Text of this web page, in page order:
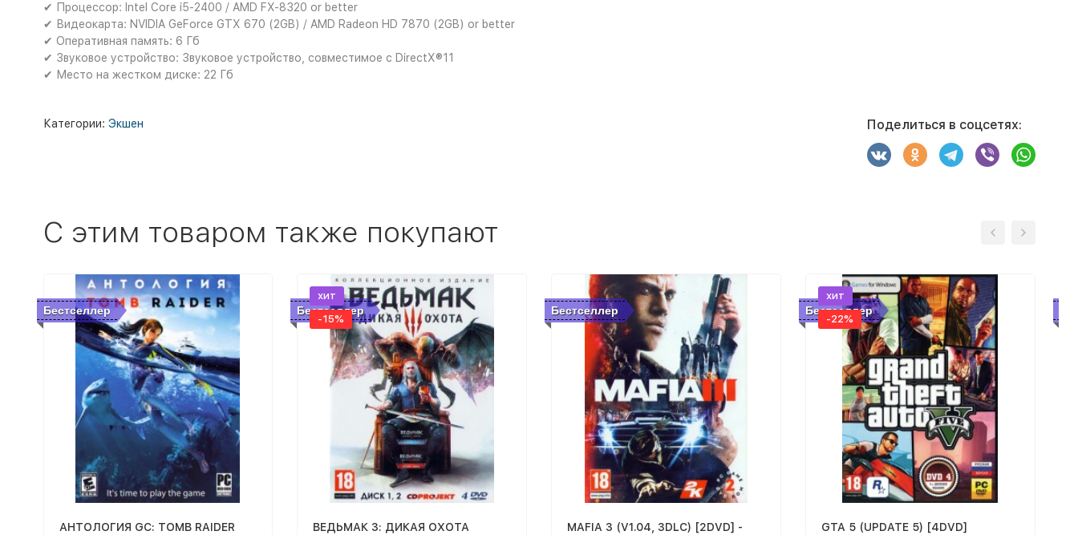
✔ Процессор: Intel Core i5-2400 / AMD FX-8320 or better
✔ Видеокарта: NVIDIA GeForce GTX 670 (2GB) / AMD Radeon HD 7870 (2GB) or better
✔ Оперативная память: 6 Гб
✔ Звуковое устройство: Звуковое устройство, совместимое с DirectX®11
✔ Место на жестком диске: 22 Гб
Категории: Экшен Поделиться в соцсетях:
C этим товаром также покупают
Бестселлер
АНТОЛОГИЯ GC: TOMB RAIDER
Бестселлер
хит
-15%
ВЕДЬМАК 3: ДИКАЯ ОХОТА
Бестселлер
MAFIA 3 (V1.04, 3DLC) [2DVD] -
Бестселлер
хит
-22%
GTA 5 (UPDATE 5) [4DVD]